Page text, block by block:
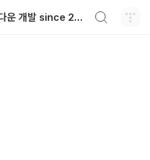
박종명의 아름다운 개발 since 2010.06